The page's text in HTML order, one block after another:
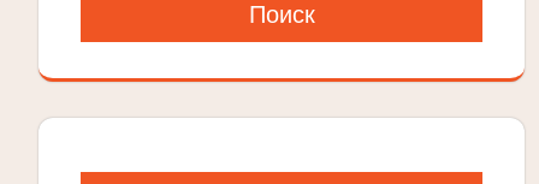
Поиск